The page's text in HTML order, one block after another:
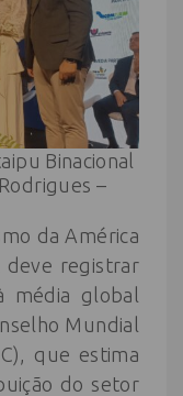
Binacional
–
da América
deve registrar
média global
Mundial
que estima
do setor